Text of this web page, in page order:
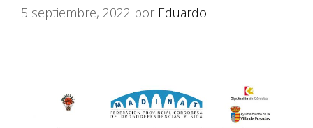
5 septiembre, 2022 por Eduardo